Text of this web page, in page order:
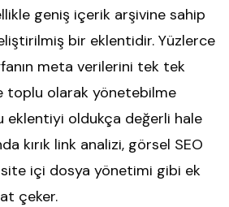
geniş içerik arşivine sahip
bir eklentidir. Yüzlerce
meta verilerini tek tek
toplu olarak yönetebilme
eklentiyi oldukça değerli hale
kırık link analizi, görsel SEO
içi dosya yönetimi gibi ek
çeker.